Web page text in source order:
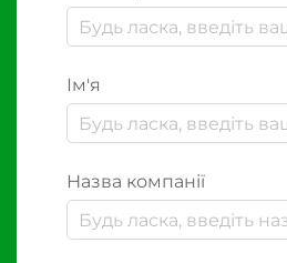
Ім'я
Назва компанії